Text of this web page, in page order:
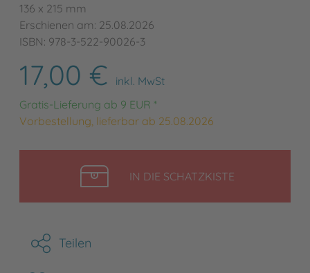
136 x 215 mm
Erschienen am: 25.08.2026
ISBN: 978-3-522-90026-3
17,00 €
inkl. MwSt
Gratis-Lieferung ab 9 EUR *
Vorbestellung, lieferbar ab 25.08.2026
IN DIE SCHATZKISTELEGEN
Teilen